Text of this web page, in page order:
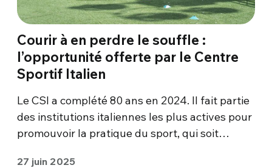
Courir à en perdre le souffle :
l’opportunité offerte par le Centre
Sportif Italien
Le CSI a complété 80 ans en 2024. Il fait partie
des institutions italiennes les plus actives pour
promouvoir la pratique du sport, qui soit…
27 juin 2025